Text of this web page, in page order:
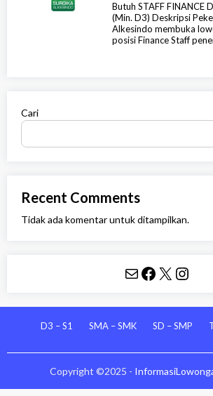
Butuh STAFF FINANCE
(Min. D3) Deskripsi
Alkesindo membuka
posisi Finance Staff
Cari
Recent Comments
Tidak ada komentar untuk ditampilkan.
Mail Facebook X Instagram
D3 – S1 SMA – SMK SD – SMP
Copyright ©2025 -